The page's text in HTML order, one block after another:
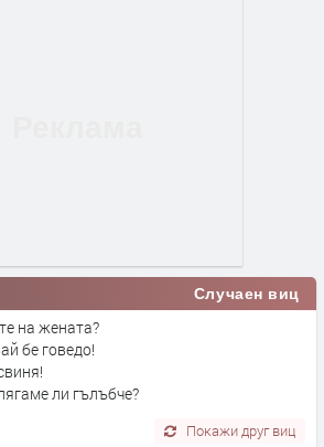
Случаен виц
на жената?
бе говедо!
ли гълъбче?
Покажи друг виц